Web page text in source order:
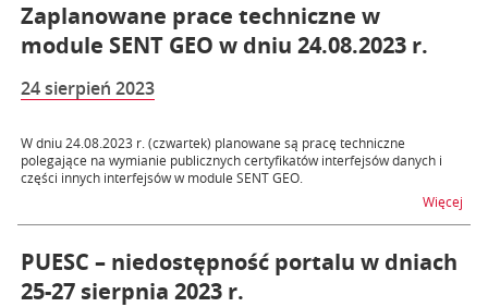
Zaplanowane prace techniczne w
module SENT GEO w dniu 24.08.2023 r.
24 sierpień 2023
W dniu 24.08.2023 r. (czwartek) planowane są pracę techniczne
polegające na wymianie publicznych certyfikatów interfejsów danych i
części innych interfejsów w module SENT GEO.
Więcej
PUESC – niedostępność portalu w dniach
25-27 sierpnia 2023 r.